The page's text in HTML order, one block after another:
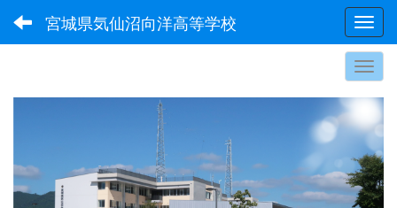
宮城県気仙沼向洋高等学校